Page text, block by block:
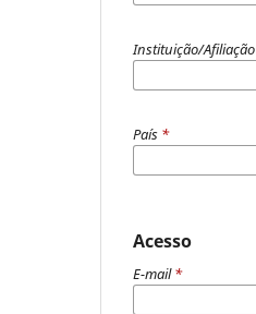
Instituição/Afiliação
País *
Acesso
E-mail*